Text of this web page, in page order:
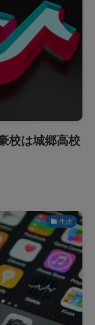
校は城郷高校
生活